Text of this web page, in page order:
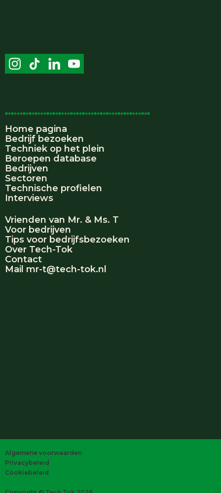
Home pagina
Bedrijf bezoeken
Techniek op het plein
Beroepen database
Bedrijven
Sectoren
Technische profielen
Interviews
Vrienden van Mr. & Ms. T
Voor bedrijven
Tips voor bedrijfsbezoeken
Over Tech-Tok
Contact
Mail mr-t@tech-tok.nl
Algemene voorwaarden
Privacybeleid
Cookiebeleid